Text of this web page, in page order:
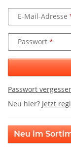
E-Mail-Adresse
Passwort
Passwort
Neu hier? Jetzt
Neu im